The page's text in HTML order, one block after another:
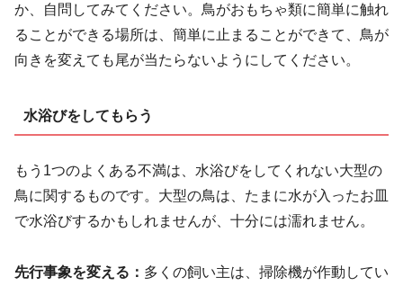
か、自問してみてください。鳥がおもちゃ類に簡単に触れ
ることができる場所は、簡単に止まることができて、鳥が
向きを変えても尾が当たらないようにしてください。
水浴びをしてもらう
もう1つのよくある不満は、水浴びをしてくれない大型の
鳥に関するものです。大型の鳥は、たまに水が入ったお皿
で水浴びするかもしれませんが、十分には濡れません。
先行事象を変える： 多くの飼い主は、掃除機が作動してい